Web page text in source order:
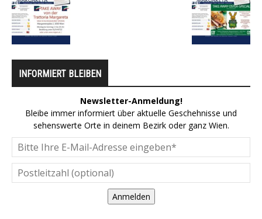
INFORMIERT BLEIBEN
Newsletter-Anmeldung!
Bleibe immer informiert über aktuelle Geschehnisse und
sehenswerte Orte in deinem Bezirk oder ganz Wien.
Anmelden